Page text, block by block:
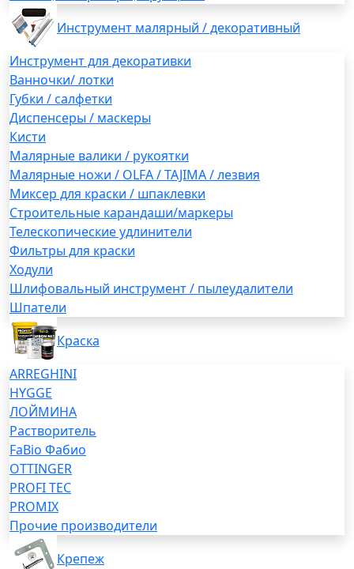
Инструмент малярный / декоративный
Инструмент для декоративки
Ванночки/ лотки
Губки / салфетки
Диспенсеры / маскеры
Кисти
Малярные валики / рукоятки
Малярные ножи / OLFA / TAJIMA / лезвия
Миксер для краски / шпаклевки
Строительные карандаши/маркеры
Телескопические удлинители
Фильтры для краски
Ходули
Шлифовальный инструмент / пылеудалители
Шпатели
Краска
ARREGHINI
HYGGE
ЛОЙМИНА
Растворитель
FaBio Фабио
OTTINGER
PROFI TEC
PROMIX
Прочие производители
Крепеж